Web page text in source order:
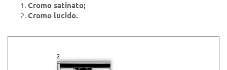
Cromo satinato;
Cromo lucido.